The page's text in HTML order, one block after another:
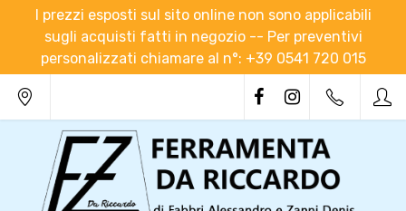
I prezzi esposti sul sito online non sono applicabili
sugli acquisti fatti in negozio -- Per preventivi
personalizzati chiamare al n°: +39 0541 720 015